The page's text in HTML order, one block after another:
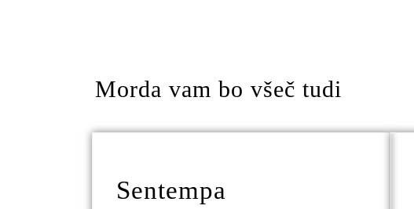
Morda vam bo všeč tudi
Sentempa